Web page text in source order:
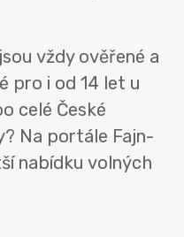
vždy ověřené a
pro i od 14 let u
celé České
Na portále Fajn-
nabídku volných